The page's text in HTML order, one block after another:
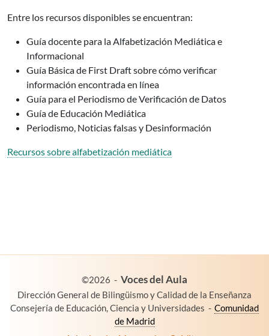
Entre los recursos disponibles se encuentran:
Guía docente para la Alfabetización Mediática e
Informacional
Guía Básica de First Draft sobre cómo verificar
información encontrada en línea
Guía para el Periodismo de Verificación de Datos
Guía de Educación Mediática
Periodismo, Noticias falsas y Desinformación
Recursos sobre alfabetización mediática
©2026 - Voces del Aulaes un proyecto de:
Dirección General de Bilingüismo y Calidad de la Enseñanza
Consejería de Educación, Ciencia y Universidades - Comunidad
de Madrid